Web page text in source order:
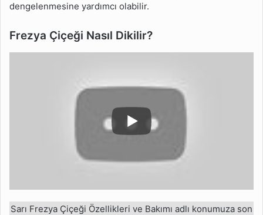
dengelenmesine yardımcı olabilir.
Frezya Çiçeği Nasıl Dikilir?
Sarı Frezya Çiçeği Özellikleri ve Bakımı adlı konumuza son